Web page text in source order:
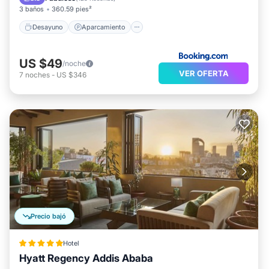
3 baños 360.59 pies²
Desayuno Aparcamiento
US $49/noche
7 noches - US $346 VER OFERTA
Precio bajó
Hotel
Hyatt Regency Addis Ababa